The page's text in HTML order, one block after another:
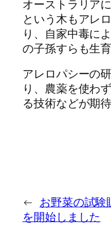
オーストラリア
という木もアレ
り、自家中毒に
の子孫すらも生
アレロパシーの
り、農薬を使わ
る技術などが期
← お野菜の試験
を開始しました